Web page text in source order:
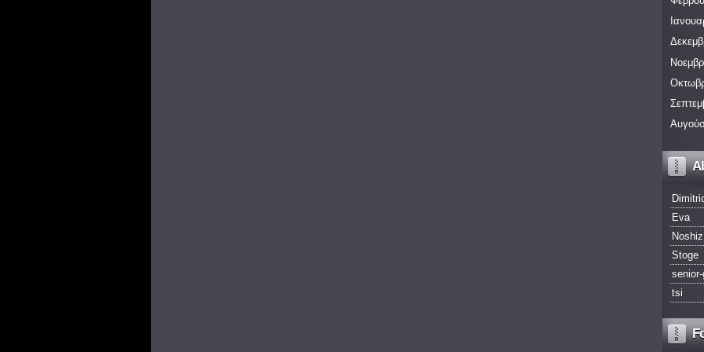
Eva
Noshiz
Stoge
tsi